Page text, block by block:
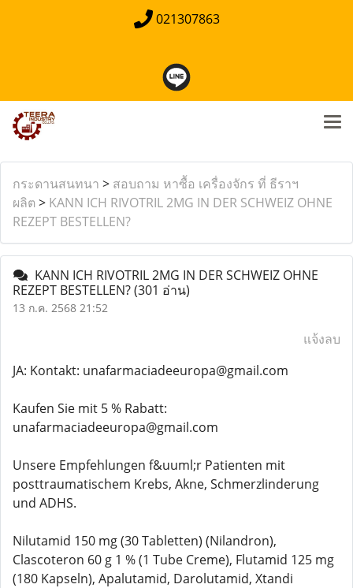
021307863
กระดานสนทนา > สอบถาม หาซื้อ เครื่องจักร ที่ ธีราฯ
ผลิต > KANN ICH RIVOTRIL 2MG IN DER SCHWEIZ OHNE
REZEPT BESTELLEN?
KANN ICH RIVOTRIL 2MG IN DER SCHWEIZ OHNE
REZEPT BESTELLEN?(301 อ่าน)
13 ก.ค. 2568 21:52
แจ้งลบ
JA: Kontakt: unafarmaciadeeuropa@gmail.com
Kaufen Sie mit 5 % Rabatt:
unafarmaciadeeuropa@gmail.com
Unsere Empfehlungen f&uuml;r Patienten mit
posttraumatischem Krebs, Akne, Schmerzlinderung
und ADHS.
Nilutamid 150 mg (30 Tabletten) (Nilandron),
Clascoteron 60 g 1 % (1 Tube Creme), Flutamid 125 mg
(180 Kapseln), Apalutamid, Darolutamid, Xtandi